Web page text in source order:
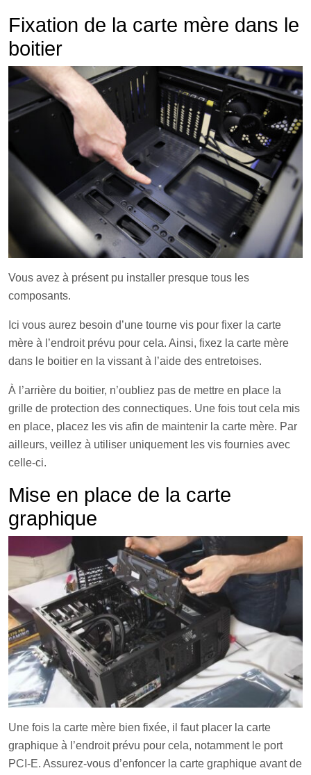
Fixation de la carte mère dans le
boitier
Vous avez à présent pu installer presque tous les
composants.
Ici vous aurez besoin d’une tourne vis pour fixer la carte
mère à l’endroit prévu pour cela. Ainsi, fixez la carte mère
dans le boitier en la vissant à l’aide des entretoises.
À l’arrière du boitier, n’oubliez pas de mettre en place la
grille de protection des connectiques. Une fois tout cela mis
en place, placez les vis afin de maintenir la carte mère. Par
ailleurs, veillez à utiliser uniquement les vis fournies avec
celle-ci.
Mise en place de la carte
graphique
Une fois la carte mère bien fixée, il faut placer la carte
graphique à l’endroit prévu pour cela, notamment le port
PCI-E. Assurez-vous d’enfoncer la carte graphique avant de